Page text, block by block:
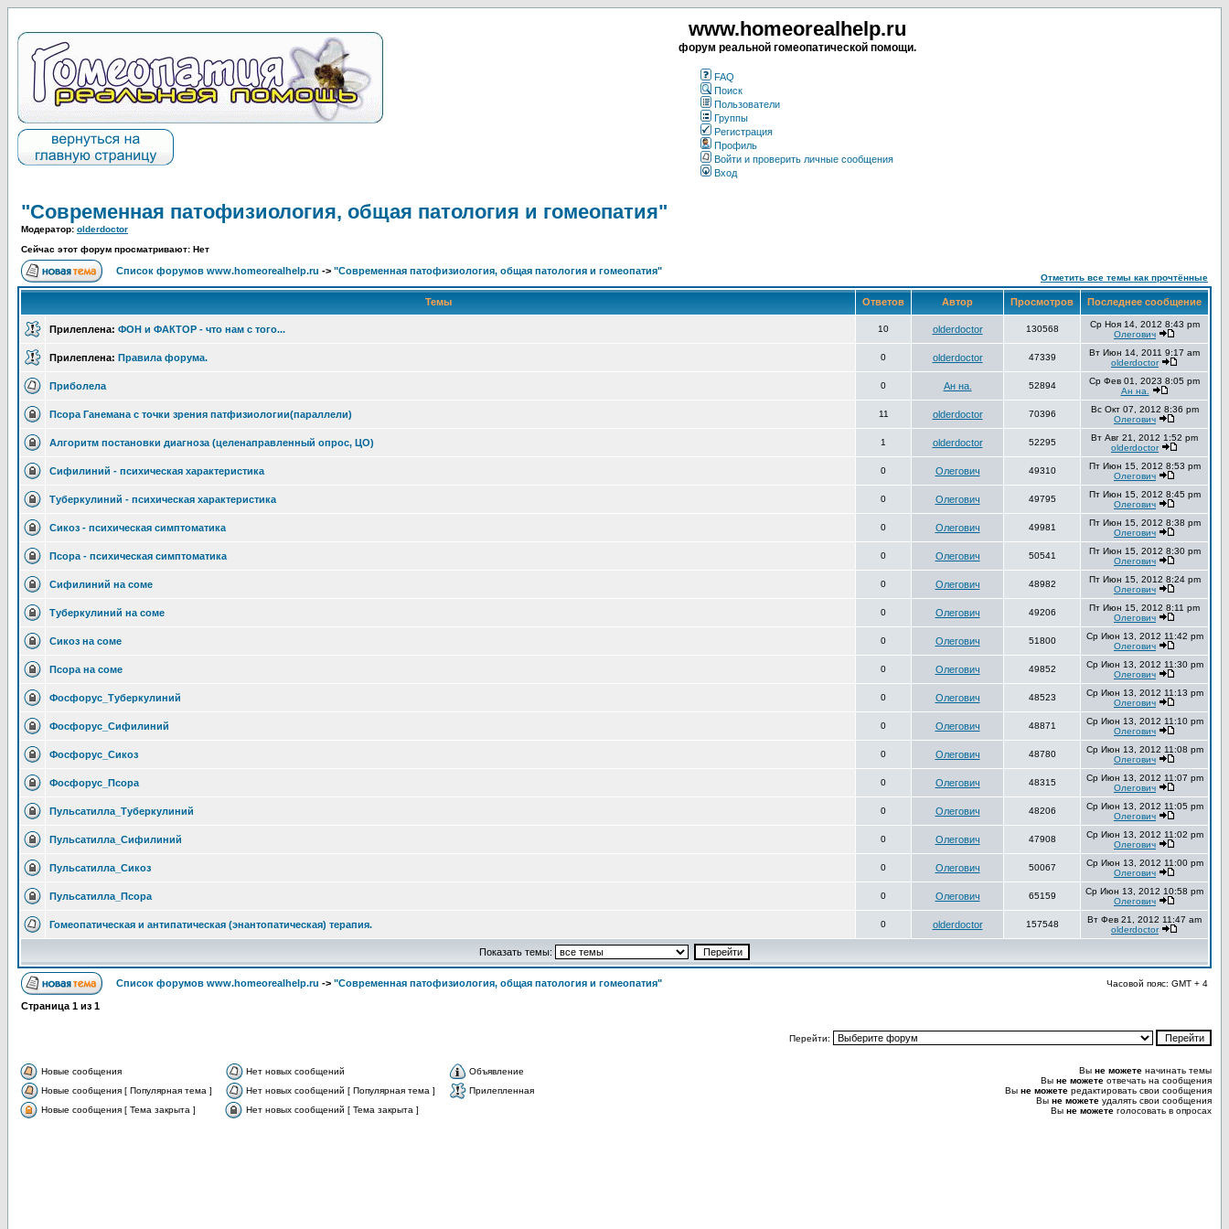
www.homeorealhelp.ru
форум реальной гомеопатической помощи.
FAQ
Поиск
Пользователи
Группы
Регистрация
Профиль
Войти и проверить личные сообщения
Вход
"Современная патофизиология, общая патология и гомеопатия"
Модератор: olderdoctor
Сейчас этот форум просматривают: Нет
Список форумов www.homeorealhelp.ru -> "Современная патофизиология, общая патология и гомеопатия"
Отметить все темы как прочтённые
Темы Ответов Автор Просмотров Последнее сообщение
Прилеплена: ФОН и ФАКТОР - что нам с того... 10 olderdoctor 130568
Ср Ноя 14, 2012 8:43 pm
Олегович
Прилеплена: Правила форума. 0 olderdoctor 47339
Вт Июн 14, 2011 9:17 am
olderdoctor
Приболела 0 Ан на. 52894
Ср Фев 01, 2023 8:05 pm
Ан на.
Псора Ганемана с точки зрения патфизиологии(параллели) 11 olderdoctor 70396
Вс Окт 07, 2012 8:36 pm
Олегович
Алгоритм постановки диагноза (целенаправленный опрос, ЦО) 1 olderdoctor 52295
Вт Авг 21, 2012 1:52 pm
olderdoctor
Сифилиний - психическая характеристика 0 Олегович 49310
Пт Июн 15, 2012 8:53 pm
Олегович
Туберкулиний - психическая характеристика 0 Олегович 49795
Пт Июн 15, 2012 8:45 pm
Олегович
Сикоз - психическая симптоматика 0 Олегович 49981
Пт Июн 15, 2012 8:38 pm
Олегович
Псора - психическая симптоматика 0 Олегович 50541
Пт Июн 15, 2012 8:30 pm
Олегович
Сифилиний на соме 0 Олегович 48982
Пт Июн 15, 2012 8:24 pm
Олегович
Туберкулиний на соме 0 Олегович 49206
Пт Июн 15, 2012 8:11 pm
Олегович
Сикоз на соме 0 Олегович 51800
Ср Июн 13, 2012 11:42 pm
Олегович
Псора на соме 0 Олегович 49852
Ср Июн 13, 2012 11:30 pm
Олегович
Фосфорус_Туберкулиний 0 Олегович 48523
Ср Июн 13, 2012 11:13 pm
Олегович
Фосфорус_Сифилиний 0 Олегович 48871
Ср Июн 13, 2012 11:10 pm
Олегович
Фосфорус_Сикоз 0 Олегович 48780
Ср Июн 13, 2012 11:08 pm
Олегович
Фосфорус_Псора 0 Олегович 48315
Ср Июн 13, 2012 11:07 pm
Олегович
Пульсатилла_Туберкулиний 0 Олегович 48206
Ср Июн 13, 2012 11:05 pm
Олегович
Пульсатилла_Сифилиний 0 Олегович 47908
Ср Июн 13, 2012 11:02 pm
Олегович
Пульсатилла_Сикоз 0 Олегович 50067
Ср Июн 13, 2012 11:00 pm
Олегович
Пульсатилла_Псора 0 Олегович 65159
Ср Июн 13, 2012 10:58 pm
Олегович
Гомеопатическая и антипатическая (энантопатическая) терапия. 0 olderdoctor 157548
Вт Фев 21, 2012 11:47 am
olderdoctor
Показать темы:
Список форумов www.homeorealhelp.ru -> "Современная патофизиология, общая патология и гомеопатия" Часовой пояс: GMT + 4
Страница 1 из 1
Перейти:
Новые сообщения Нет новых сообщений
Объявление
Новые сообщения [ Популярная тема ]
Нет новых сообщений [ Популярная тема ]
Прилепленная
Новые сообщения [ Тема закрыта ]
Нет новых сообщений [ Тема закрыта ]
Вы не можете начинать темы
Вы не можете отвечать на сообщения
Вы не можете редактировать свои сообщения
Вы не можете удалять свои сообщения
Вы не можете голосовать в опросах